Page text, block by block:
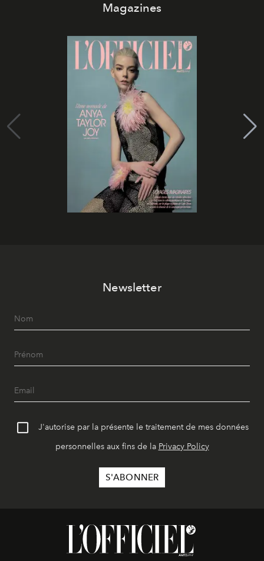
Magazines
Newsletter
J'autorise par la présente le traitement de mes données
personnelles aux fins de la Privacy Policy